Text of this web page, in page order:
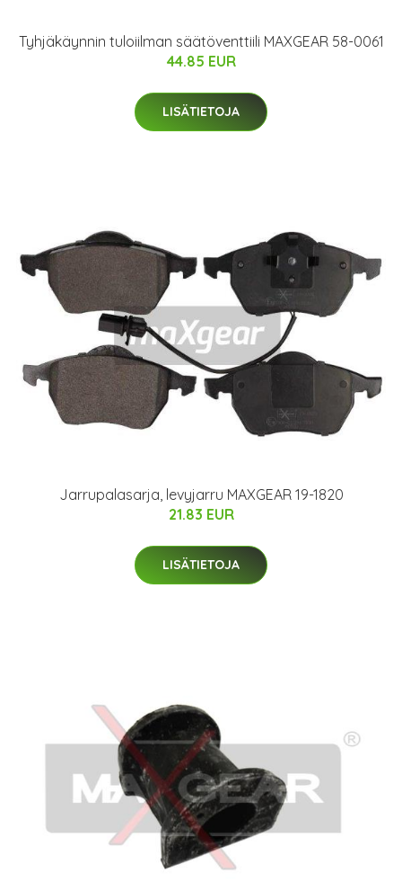
Tyhjäkäynnin tuloiilman säätöventtiili MAXGEAR 58-0061
44.85 EUR
LISÄTIETOJA
Jarrupalasarja, levyjarru MAXGEAR 19-1820
21.83 EUR
LISÄTIETOJA